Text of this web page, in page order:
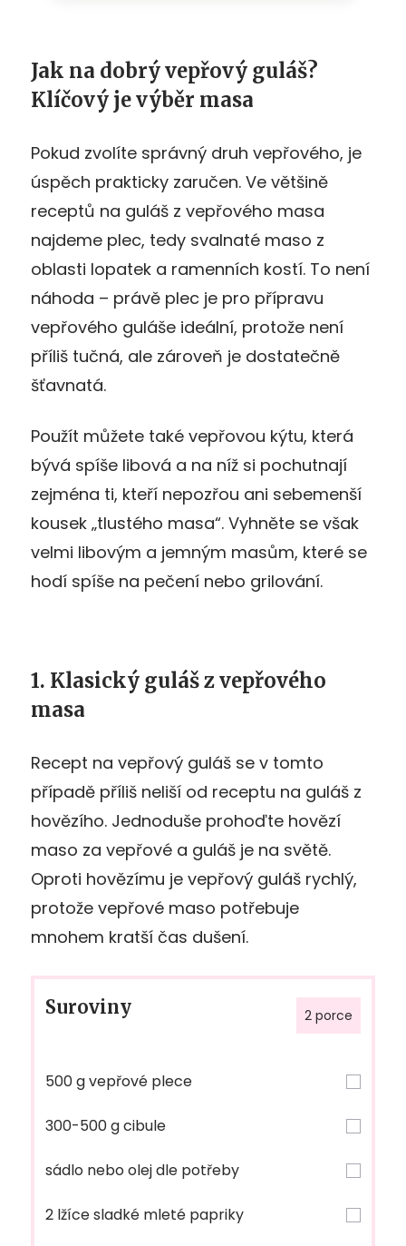
Jak na dobrý vepřový guláš?
Klíčový je výběr masa
Pokud zvolíte správný druh vepřového, je
úspěch prakticky zaručen. Ve většině
receptů na guláš z vepřového masa
najdeme plec, tedy svalnaté maso z
oblasti lopatek a ramenních kostí. To není
náhoda – právě plec je pro přípravu
vepřového guláše ideální, protože není
příliš tučná, ale zároveň je dostatečně
šťavnatá.
Použít můžete také vepřovou kýtu, která
bývá spíše libová a na níž si pochutnají
zejména ti, kteří nepozřou ani sebemenší
kousek „tlustého masa“. Vyhněte se však
velmi libovým a jemným masům, které se
hodí spíše na pečení nebo grilování.
1. Klasický guláš z vepřového
masa
Recept na vepřový guláš se v tomto
případě příliš neliší od receptu na guláš z
hovězího. Jednoduše prohoďte hovězí
maso za vepřové a guláš je na světě.
Oproti hovězímu je vepřový guláš rychlý,
protože vepřové maso potřebuje
mnohem kratší čas dušení.
Suroviny 2 porce
500 g vepřové plece
300-500 g cibule
sádlo nebo olej dle potřeby
2 lžíce sladké mleté papriky